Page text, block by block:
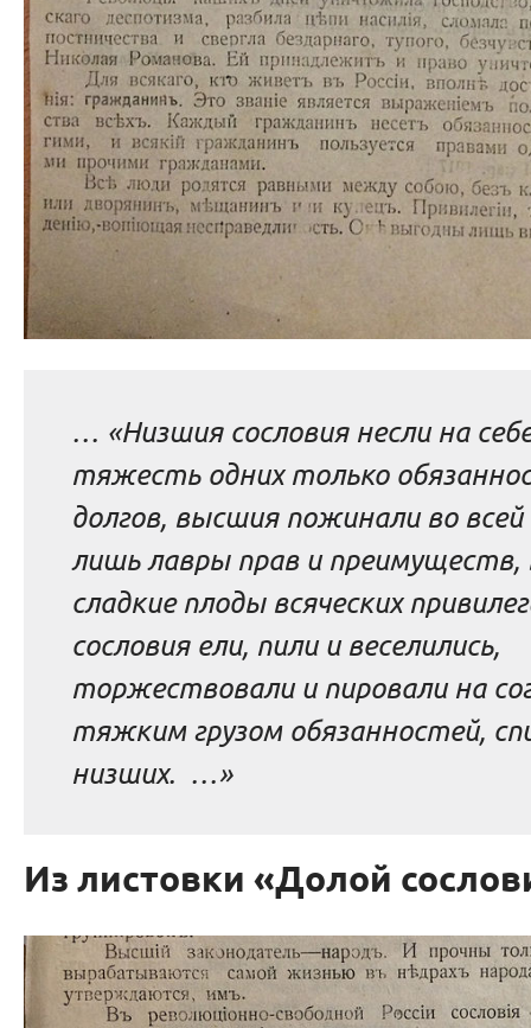
… «Низшия сословия несли на
тяжесть одних только
долгов, высшия пожинали во
лишь лавры прав и преимуществ,
сладкие плоды всяческих
сословия ели, пили и веселились,
торжествовали и пировали на
тяжким грузом обязанностей,
низших. …»
Из листовки «Долой